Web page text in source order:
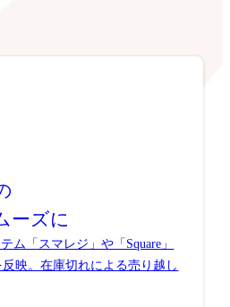
ーズに
ム「スマレジ」や「Square」
映。在庫切れによる売り越し